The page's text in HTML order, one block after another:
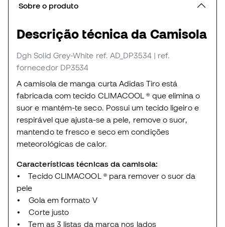
Sobre o produto
Descrição técnica da Camisola
Dgh Solid Grey-White ref. AD_DP3534 | ref.
fornecedor DP3534
A camisola de manga curta Adidas Tiro está
fabricada com tecido CLIMACOOL ® que elimina o
suor e mantém-te seco. Possui um tecido ligeiro e
respirável que ajusta-se a pele, remove o suor,
mantendo te fresco e seco em condições
meteorológicas de calor.
Características técnicas da camisola:
• Tecido CLIMACOOL ® para remover o suor da
pele
• Gola em formato V
• Corte justo
• Tem as 3 listas da marca nos lados